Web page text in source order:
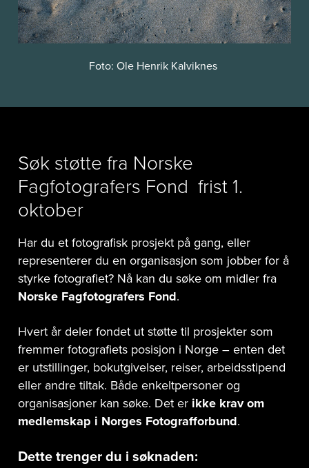
Foto: Ole Henrik Kalviknes
Søk støtte fra Norske
Fagfotografers Fond frist 1.
oktober
Har du et fotografisk prosjekt på gang, eller
representerer du en organisasjon som jobber for å
styrke fotografiet? Nå kan du søke om midler fra
Norske Fagfotografers Fond.
Hvert år deler fondet ut støtte til prosjekter som
fremmer fotografiets posisjon i Norge – enten det
er utstillinger, bokutgivelser, reiser, arbeidsstipend
eller andre tiltak. Både enkeltpersoner og
organisasjoner kan søke. Det er ikke krav om
medlemskap i Norges Fotografforbund.
Dette trenger du i søknaden: